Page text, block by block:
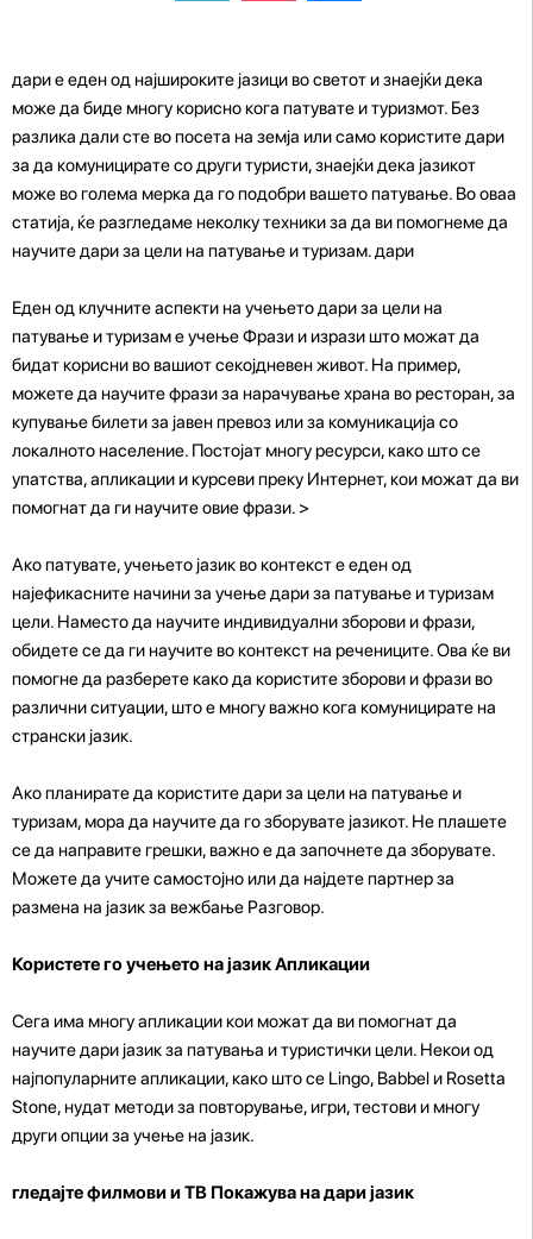
дари е еден од најшироките јазици во светот и знаејќи дека
може да биде многу корисно кога патувате и туризмот. Без
разлика дали сте во посета на земја или само користите дари
за да комуницирате со други туристи, знаејќи дека јазикот
може во голема мерка да го подобри вашето патување. Во оваа
статија, ќе разгледаме неколку техники за да ви помогнеме да
научите дари за цели на патување и туризам. дари
Еден од клучните аспекти на учењето дари за цели на
патување и туризам е учење Фрази и изрази што можат да
бидат корисни во вашиот секојдневен живот. На пример,
можете да научите фрази за нарачување храна во ресторан, за
купување билети за јавен превоз или за комуникација со
локалното население. Постојат многу ресурси, како што се
упатства, апликации и курсеви преку Интернет, кои можат да ви
помогнат да ги научите овие фрази. >
Ако патувате, учењето јазик во контекст е еден од
најефикасните начини за учење дари за патување и туризам
цели. Наместо да научите индивидуални зборови и фрази,
обидете се да ги научите во контекст на речениците. Ова ќе ви
помогне да разберете како да користите зборови и фрази во
различни ситуации, што е многу важно кога комуницирате на
странски јазик.
Ако планирате да користите дари за цели на патување и
туризам, мора да научите да го зборувате јазикот. Не плашете
се да направите грешки, важно е да започнете да зборувате.
Можете да учите самостојно или да најдете партнер за
размена на јазик за вежбање Разговор.
Користете го учењето на јазик Апликации
Сега има многу апликации кои можат да ви помогнат да
научите дари јазик за патувања и туристички цели. Некои од
најпопуларните апликации, како што се Lingo, Babbel и Rosetta
Stone, нудат методи за повторување, игри, тестови и многу
други опции за учење на јазик.
гледајте филмови и ТВ Покажува на дари јазик